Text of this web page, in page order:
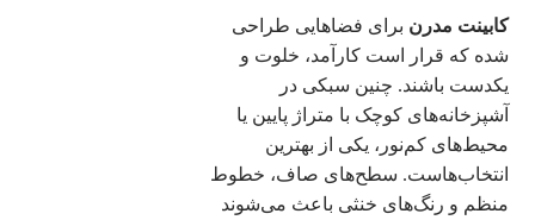
کابینت مدرن برای فضاهایی طراحی
شده که قرار است کارآمد، خلوت و
یکدست باشند. چنین سبکی در
آشپزخانه‌های کوچک با متراژ پایین یا
محیط‌های کم‌نور، یکی از بهترین
انتخاب‌هاست. سطح‌های صاف، خطوط
منظم و رنگ‌های خنثی باعث می‌شوند